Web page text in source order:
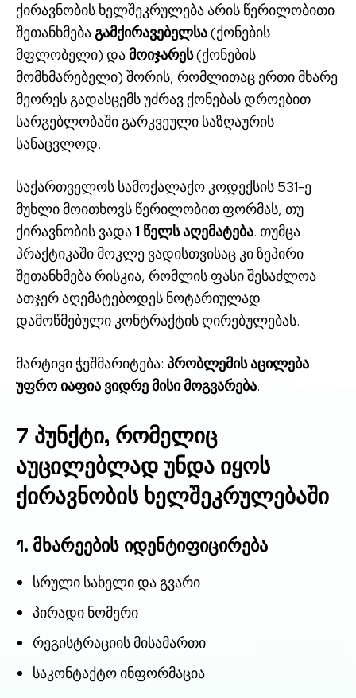
ქირავნობის ხელშეკრულება არის წერილობითი
შეთანხმებაგამქირავებელსა(ქონების
მფლობელი) დამოიჯარეს(ქონების
მომხმარებელი) შორის, რომლითაც ერთი მხარე
მეორეს გადასცემს უძრავ ქონებას დროებით
სარგებლობაში გარკვეული საზღაურის
სანაცვლოდ.
საქართველოს სამოქალაქო კოდექსის 531-ე
მუხლი მოითხოვს წერილობით ფორმას, თუ
ქირავნობის ვადა1 წელს აღემატება. თუმცა
პრაქტიკაში მოკლე ვადისთვისაც კი ზეპირი
შეთანხმება რისკია, რომლის ფასი შესაძლოა
ათჯერ აღემატებოდეს ნოტარიულად
დამოწმებული კონტრაქტის ღირებულებას.
მარტივი ჭეშმარიტება: პრობლემის აცილება
უფრო იაფია ვიდრე მისი მოგვარება.
7 პუნქტი, რომელიც
აუცილებლად უნდა იყოს
ქირავნობის ხელშეკრულებაში
1. მხარეების იდენტიფიცირება
სრული სახელი და გვარი
პირადი ნომერი
რეგისტრაციის მისამართი
საკონტაქტო ინფორმაცია